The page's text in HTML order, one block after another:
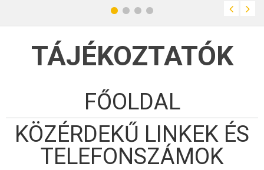
TÁJÉKOZTATÓK
FŐOLDAL
KÖZÉRDEKŰ LINKEK ÉS
TELEFONSZÁMOK